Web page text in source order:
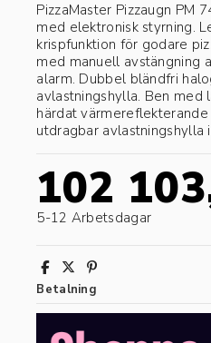
PizzaMaster Pizzaugn PM
med elektronisk styrning.
krispfunktion för godare
med manuell avstängning
alarm. Dubbel bländfri
avlastningshylla. Ben med
härdat värmereflekterande
utdragbar avlastningshylla
102
5-12 Arbetsdagar
Betalning